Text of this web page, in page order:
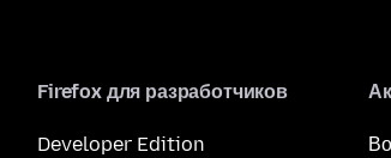
Firefox для разработчиков
Developer Edition